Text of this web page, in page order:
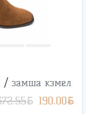
/ замша кэмел
BYN 190.00BYN